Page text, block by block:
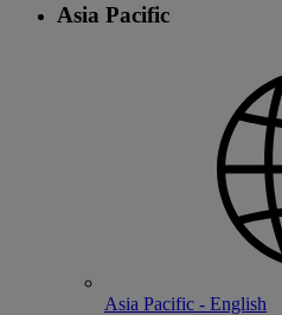
Asia Pacific
Asia Pacific - English